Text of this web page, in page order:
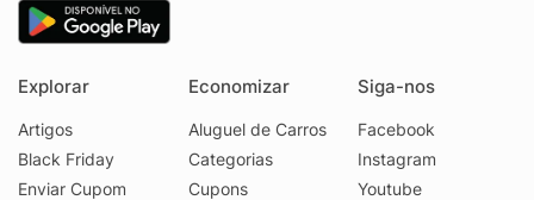
Explorar
Artigos
Black Friday
Enviar Cupom
Economizar
Aluguel de Carros
Categorias
Cupons
Siga-nos
Facebook
Instagram
Youtube